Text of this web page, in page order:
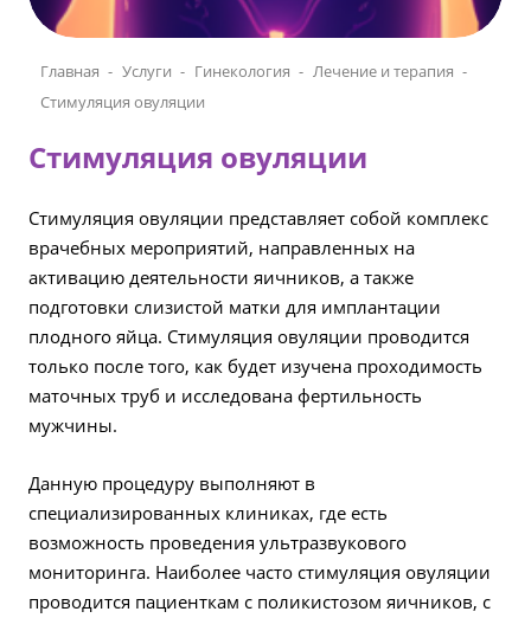
Главная Услуги Гинекология
Лечение и терапия
Стимуляция овуляции
Стимуляция овуляции
Стимуляция овуляции представляет собой комплекс
врачебных мероприятий, направленных на
активацию деятельности яичников, а также
подготовки слизистой матки для имплантации
плодного яйца. Стимуляция овуляции проводится
только после того, как будет изучена проходимость
маточных труб и исследована фертильность
мужчины.
Данную процедуру выполняют в
специализированных клиниках, где есть
возможность проведения ультразвукового
мониторинга. Наиболее часто стимуляция овуляции
проводится пациенткам с поликистозом яичников, с